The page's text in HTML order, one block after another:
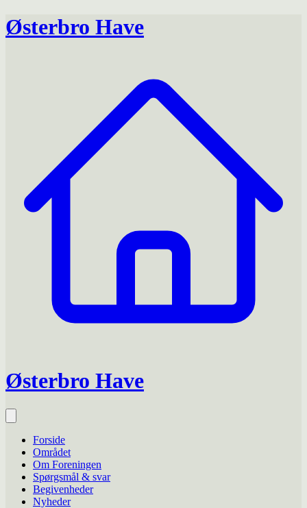
Østerbro Have
Østerbro Have
Forside
Området
Om Foreningen
Spørgsmål & svar
Begivenheder
Nyheder